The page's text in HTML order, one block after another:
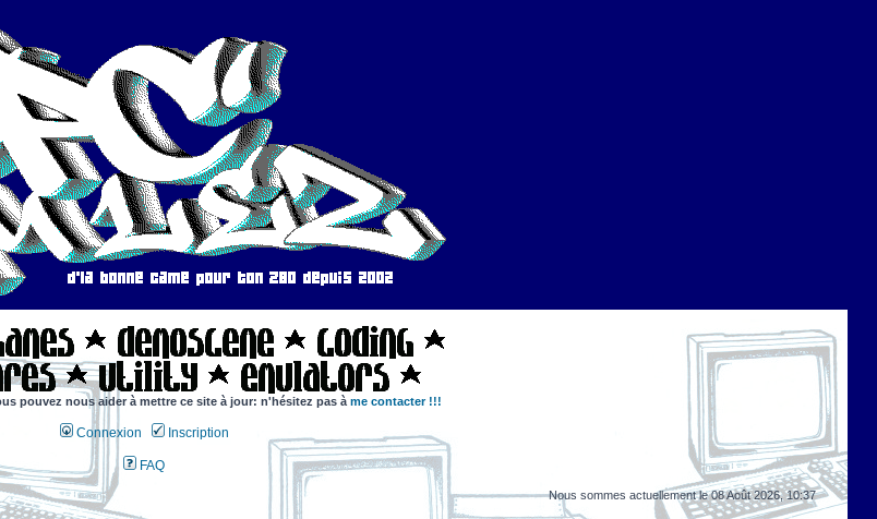
pouvez nous aider à mettre ce site à jour: n'hésitez pas à me contacter !!!
Connexion Inscription
FAQ
Nous sommes actuellement le 08 Août 2026, 10:37